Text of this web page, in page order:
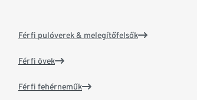
Férfi pulóverek & melegítőfelsők
Férfi övek
Férfi fehérneműk